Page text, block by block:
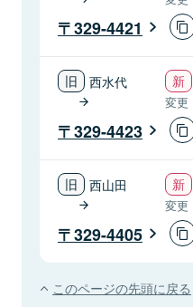
329-4421
西水代
変更
329-4423
西山田
変更
329-4405
このページの先頭に戻る